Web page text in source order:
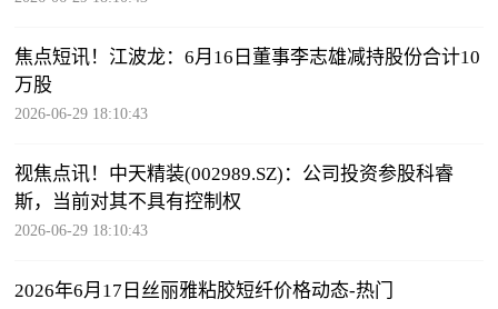
焦点短讯！江波龙：6月16日董事李志雄减持股份合计10
万股
2026-06-29 18:10:43
视焦点讯！中天精装(002989.SZ)：公司投资参股科睿
斯，当前对其不具有控制权
2026-06-29 18:10:43
2026年6月17日丝丽雅粘胶短纤价格动态-热门